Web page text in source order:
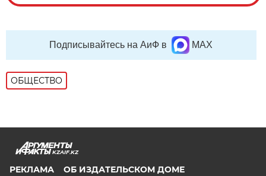
Подписывайтесь на АиФ в MAX
ОБЩЕСТВО
KZAIF.KZ
РЕКЛАМА
ОБ ИЗДАТЕЛЬСКОМ ДОМЕ